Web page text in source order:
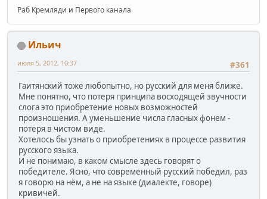
Раб Кремляди и Первого канала
Ильич
#361
июля 5, 2012, 10:37
Гаитянский тоже любопытно, но русский для меня ближе.
Мне понятно, что потеря принципа восходящей звучности
слога это приобретение новых возможностей
произношения. А уменьшение числа гласных фонем -
потеря в чистом виде.
Хотелось бы узнать о приобретениях в процессе развития
русского языка.
И не понимаю, в каком смысле здесь говорят о
победителе. Ясно, что современный русский победил, раз
я говорю на нём, а не на языке (диалекте, говоре)
кривичей.